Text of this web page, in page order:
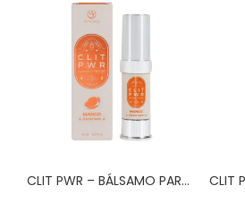
CLIT PWR – BÁLSAMO PARA CLÍTORIS MANGA 15ML SECRET PLAY